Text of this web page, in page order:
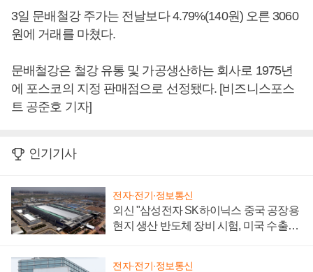
3일 문배철강 주가는 전날보다 4.79%(140원) 오른 3060
원에 거래를 마쳤다.
문배철강은 철강 유통 및 가공생산하는 회사로 1975년
에 포스코의 지정 판매점으로 선정됐다. [비즈니스포스
트 공준호 기자]
인기기사
전자·전기·정보통신
외신 "삼성전자 SK하이닉스 중국 공장용
현지 생산 반도체 장비 시험, 미국 수출통
전자·전기·정보통신